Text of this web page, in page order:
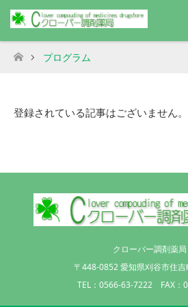
ホーム
プログラム
登録されている記事はございません。
クローバー調剤薬局
〒448-0852 愛知県刈谷市住
TEL：0566-63-7222 FAX：